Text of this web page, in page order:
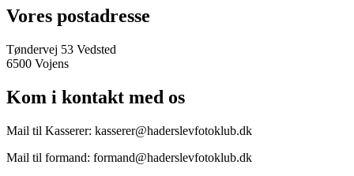
Vores postadresse
Tøndervej 53 Vedsted
6500 Vojens
Kom i kontakt med os
Mail til Kasserer: kasserer@haderslevfotoklub.dk
Mail til formand: formand@haderslevfotoklub.dk